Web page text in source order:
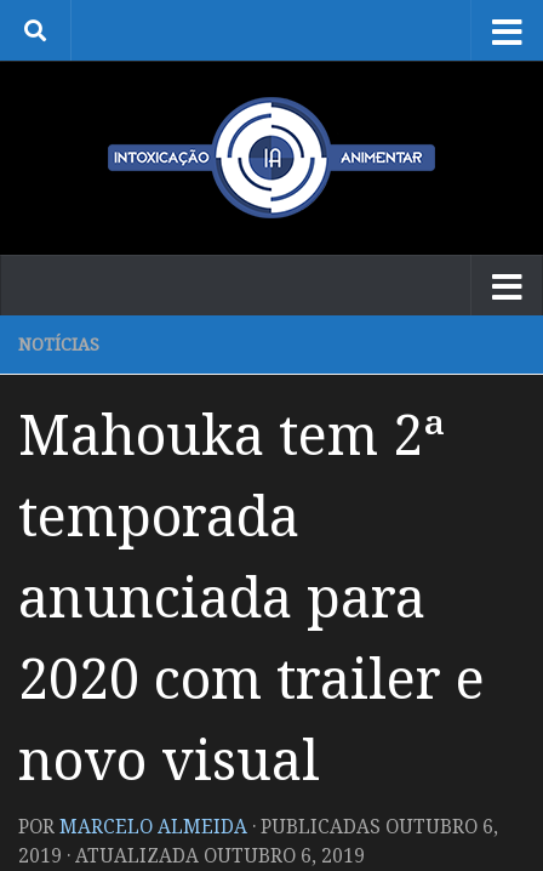
Skip to content
NOTÍCIAS
Mahouka tem 2ª
temporada
anunciada para
2020 com trailer e
novo visual
PORMARCELO ALMEIDA · PUBLICADAS OUTUBRO 6,
2019 · ATUALIZADA OUTUBRO 6, 2019